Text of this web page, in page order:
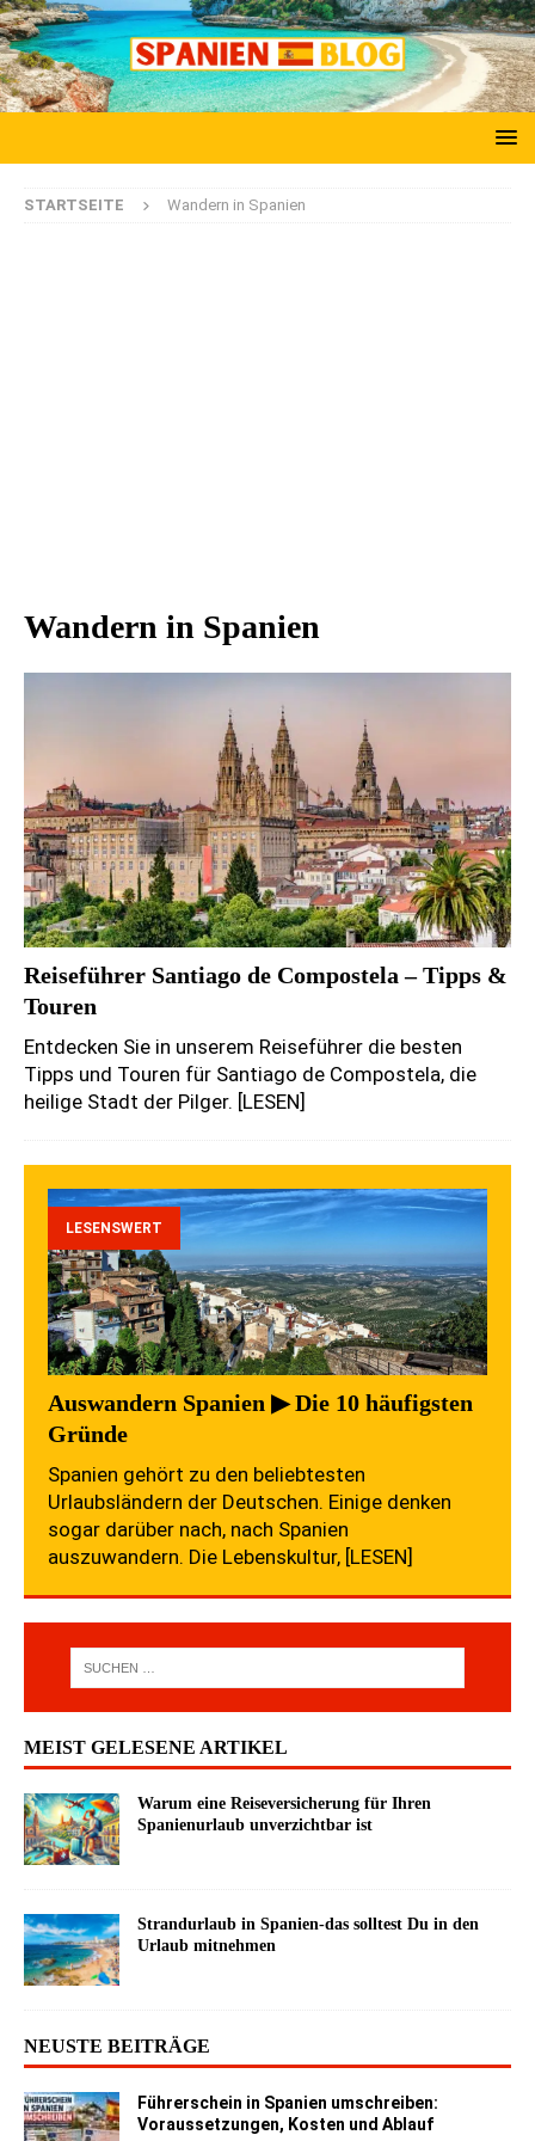
STARTSEITE Wandern in Spanien
Wandern in Spanien
Reiseführer Santiago de Compostela – Tipps &
Touren
Entdecken Sie in unserem Reiseführer die besten
Tipps und Touren für Santiago de Compostela, die
heilige Stadt der Pilger. [LESEN]
LESENSWERT
Auswandern Spanien ▶ Die 10 häufigsten
Gründe
Spanien gehört zu den beliebtesten
Urlaubsländern der Deutschen. Einige denken
sogar darüber nach, nach Spanien
auszuwandern. Die Lebenskultur, [LESEN]
MEIST GELESENE ARTIKEL
Warum eine Reiseversicherung für Ihren
Spanienurlaub unverzichtbar ist
Strandurlaub in Spanien-das solltest Du in den
Urlaub mitnehmen
NEUSTE BEITRÄGE
Führerschein in Spanien umschreiben:
Voraussetzungen, Kosten und Ablauf